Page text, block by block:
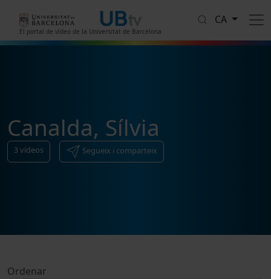
El portal de vídeo de la Universitat de Barcelona
CA
Canalda, Sílvia
3vídeos Segueix i comparteix
Ordenar